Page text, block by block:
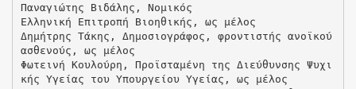
Παναγιώτης Βιδάλης, Νομικός
Ελληνική Επιτροπή Βιοηθικής, ως μέλος
Δημήτρης Τάκης, Δημοσιογράφος, φροντιστής ανοϊκού
ασθενούς, ως μέλος
Φωτεινή Κουλούρη, Προϊσταμένη της Διεύθυνσης Ψυχι
κής Υγείας του Υπουργείου Υγείας, ως μέλος